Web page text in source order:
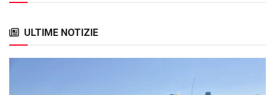
ULTIME NOTIZIE